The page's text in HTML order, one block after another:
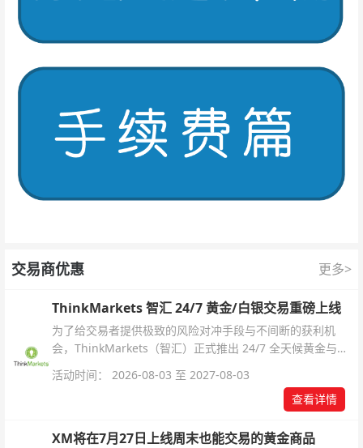
交易商优惠 更多>
ThinkMarkets 智汇 24/7 黄金/白银交易重磅上线
为了给交易者提供极致的风险对冲手段与不间断的获利机
会，ThinkMarkets（智汇）正式推出 24/7 全天候黄金与白
杆配置、支持软件及交易细则。
活动时间： 2026-08-03 至 2027-08-03
查看详情
XM将在7月27日上线周末也能交易的黄金商品